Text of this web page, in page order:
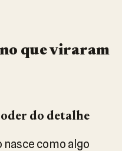
que viraram
do detalhe
como algo